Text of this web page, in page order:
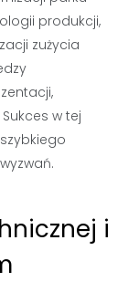
produkcji,
zużycia
w tej
i